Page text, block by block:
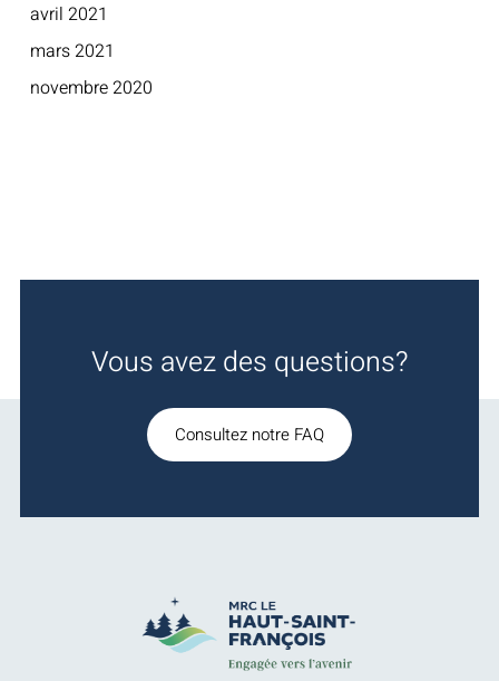
avril 2021
mars 2021
novembre 2020
Vous avez des questions?
Consultez notre FAQ